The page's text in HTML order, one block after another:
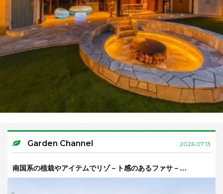
Garden Channel 2026.07.13
南国系の植栽やアイテムでリゾ－ト感のあるファサ－…